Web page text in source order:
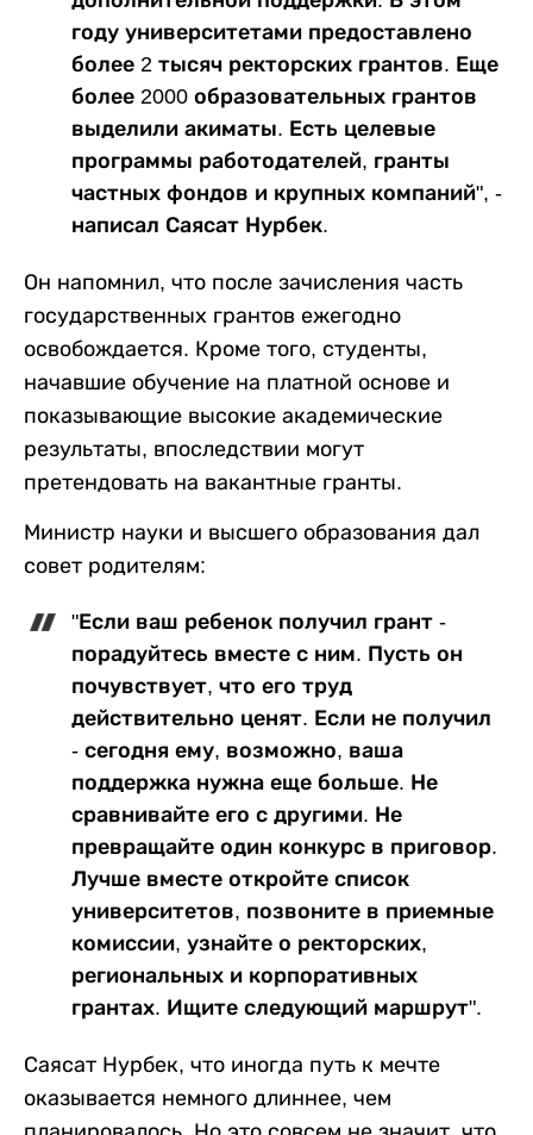
году университетами предоставлено
более 2 тысяч ректорских грантов. Еще
более 2000 образовательных грантов
выделили акиматы. Есть целевые
программы работодателей, гранты
частных фондов и крупных компаний", -
написал Саясат Нурбек.
Он напомнил, что после зачисления часть
государственных грантов ежегодно
освобождается. Кроме того, студенты,
начавшие обучение на платной основе и
показывающие высокие академические
результаты, впоследствии могут
претендовать на вакантные гранты.
Министр науки и высшего образования дал
совет родителям:
"Если ваш ребенок получил грант -
порадуйтесь вместе с ним. Пусть он
почувствует, что его труд
действительно ценят. Если не получил
- сегодня ему, возможно, ваша
поддержка нужна еще больше. Не
сравнивайте его с другими. Не
превращайте один конкурс в приговор.
Лучше вместе откройте список
университетов, позвоните в приемные
комиссии, узнайте о ректорских,
региональных и корпоративных
грантах. Ищите следующий маршрут".
Саясат Нурбек, что иногда путь к мечте
оказывается немного длиннее, чем